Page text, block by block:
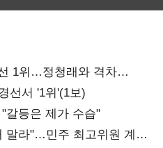
1위…정청래와 격차
선서 '1위'(1보)
갈등은 제가 수습"
말라"…민주 최고위원 계파